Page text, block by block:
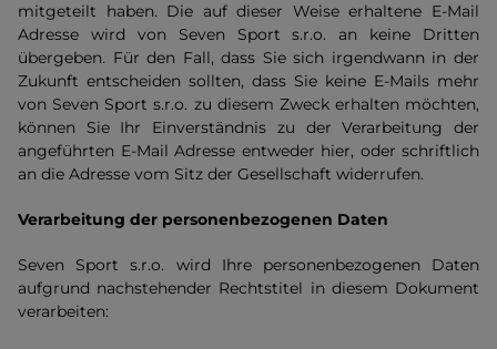
mitgeteilt haben. Die auf dieser Weise erhaltene E-Mail
Adresse wird von Seven Sport s.r.o. an keine Dritten
übergeben. Für den Fall, dass Sie sich irgendwann in der
Zukunft entscheiden sollten, dass Sie keine E-Mails mehr
von Seven Sport s.r.o. zu diesem Zweck erhalten möchten,
können Sie Ihr Einverständnis zu der Verarbeitung der
angeführten E-Mail Adresse entweder hier, oder schriftlich
an die Adresse vom Sitz der Gesellschaft widerrufen.
Verarbeitung der personenbezogenen Daten
Seven Sport s.r.o. wird Ihre personenbezogenen Daten
aufgrund nachstehender Rechtstitel in diesem Dokument
verarbeiten: